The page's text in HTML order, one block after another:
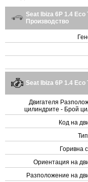
Seat Ibiza 6P 1.4
Производство
Seat Ibiza 6P 1.4 Eco
Двигателя
цилиндрите - Брой
Код на
Горивна
Ориентация на
Разположение на